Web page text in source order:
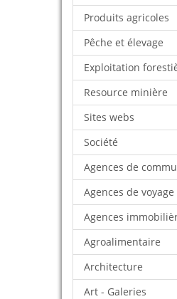
Produits agricoles
Pêche et élevage
Exploitation
Resource minière
Sites webs
Société
Agences de
Agences de voyage
Agences
Agroalimentaire
Architecture
Art - Galeries